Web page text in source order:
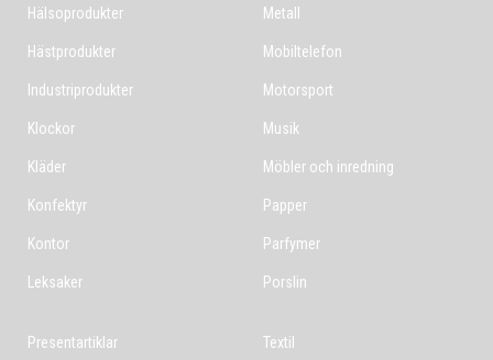
Hälsoprodukter
Hästprodukter
Industriprodukter
Klockor
Kläder
Konfektyr
Kontor
Leksaker
Metall
Mobiltelefon
Motorsport
Musik
Möbler och inredning
Papper
Parfymer
Porslin
Presentartiklar Textil